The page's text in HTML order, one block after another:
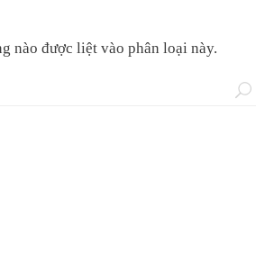
nào được liệt vào phân loại này.
kiếm